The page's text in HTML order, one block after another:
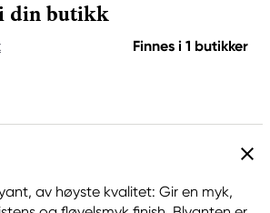
din butikk
Finnes i 1 butikker
av høyste kvalitet: Gir en myk,